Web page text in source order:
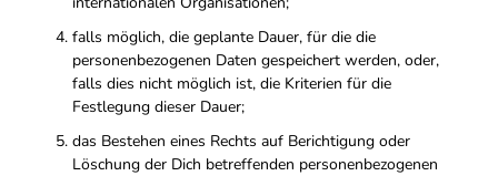
falls möglich, die geplante Dauer, für die die
personenbezogenen Daten gespeichert werden, oder,
falls dies nicht möglich ist, die Kriterien für die
Festlegung dieser Dauer;
das Bestehen eines Rechts auf Berichtigung oder
Löschung der Dich betreffenden personenbezogenen